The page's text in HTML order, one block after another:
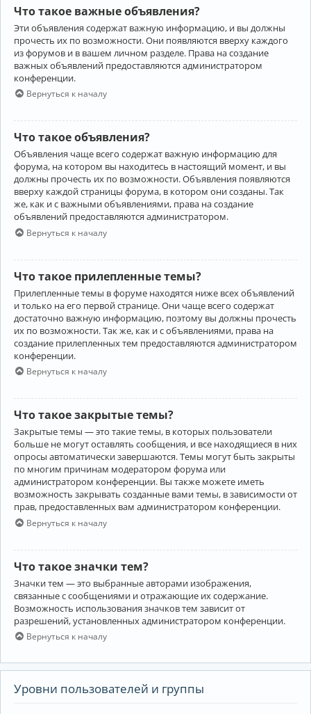
Что такое важные объявления?
Эти объявления содержат важную информацию, и вы должны
прочесть их по возможности. Они появляются вверху каждого
из форумов и в вашем личном разделе. Права на создание
важных объявлений предоставляются администратором
конференции.
Вернуться к началу
Что такое объявления?
Объявления чаще всего содержат важную информацию для
форума, на котором вы находитесь в настоящий момент, и вы
должны прочесть их по возможности. Объявления появляются
вверху каждой страницы форума, в котором они созданы. Так
же, как и с важными объявлениями, права на создание
объявлений предоставляются администратором.
Вернуться к началу
Что такое прилепленные темы?
Прилепленные темы в форуме находятся ниже всех объявлений
и только на его первой странице. Они чаще всего содержат
достаточно важную информацию, поэтому вы должны прочесть
их по возможности. Так же, как и с объявлениями, права на
создание прилепленных тем предоставляются администратором
конференции.
Вернуться к началу
Что такое закрытые темы?
Закрытые темы — это такие темы, в которых пользователи
больше не могут оставлять сообщения, и все находящиеся в них
опросы автоматически завершаются. Темы могут быть закрыты
по многим причинам модератором форума или
администратором конференции. Вы также можете иметь
возможность закрывать созданные вами темы, в зависимости от
прав, предоставленных вам администратором конференции.
Вернуться к началу
Что такое значки тем?
Значки тем — это выбранные авторами изображения,
связанные с сообщениями и отражающие их содержание.
Возможность использования значков тем зависит от
разрешений, установленных администратором конференции.
Вернуться к началу
Уровни пользователей и группы